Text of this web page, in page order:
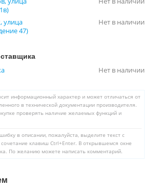
улица
47)
Нет в наличии
Нет в наличии
информационный характер и может отличаться от
в технической документации производителя.
проверять наличие желаемых функций и
в описании, пожалуйста, выделите текст с
клавиш Ctrl+Enter. В открывшемся окне
По желанию можете написать комментарий.